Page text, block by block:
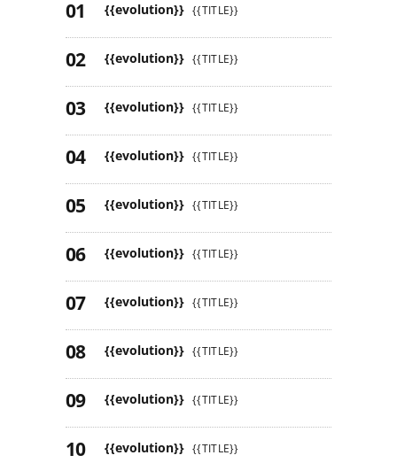
{{evolution}} {{TITLE}}
{{evolution}} {{TITLE}}
{{evolution}} {{TITLE}}
{{evolution}} {{TITLE}}
{{evolution}} {{TITLE}}
{{evolution}} {{TITLE}}
{{evolution}} {{TITLE}}
{{evolution}} {{TITLE}}
{{evolution}} {{TITLE}}
{{evolution}} {{TITLE}}